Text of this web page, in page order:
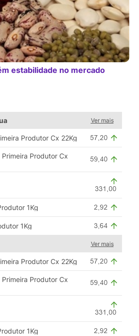
estabilidade no mercado
Ver mais
Produtor Cx 22Kg
Produtor Cx
1Kg
1Kg
Ver mais
Produtor Cx 22Kg
Produtor Cx
1Kg